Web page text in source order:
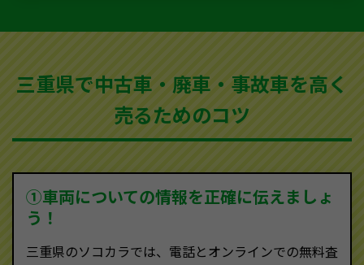
買取可能です。
ソコカラは世界１１０か国に独自の販売ネットワーク
を持ち、国内に自社物流網、自社ヤードをもっている
を実現し、お客様に利益を還元することができるので
す。
590-870）までお問い合わせ下さい。
三重県で中古車・廃車・事故車を高く
売るためのコツ
①車両についての情報を正確に伝えましょ
う！
三重県のソコカラでは、電話とオンラインでの無料査